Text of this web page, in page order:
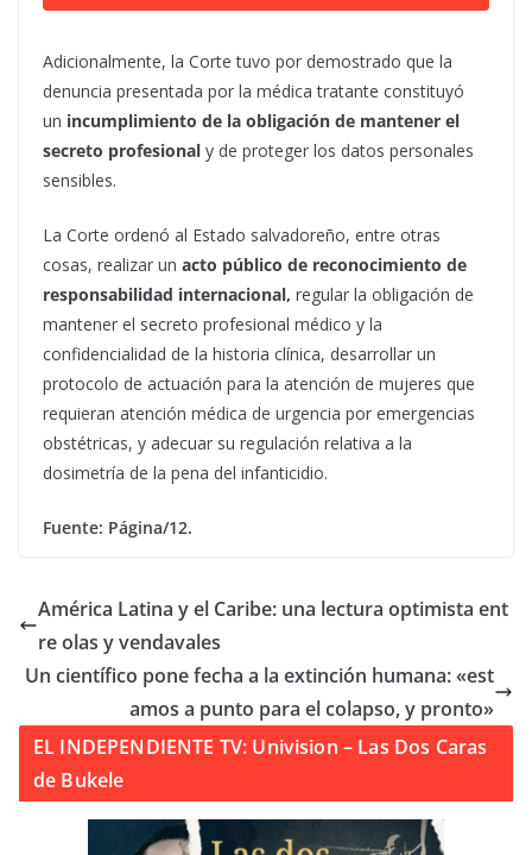
Adicionalmente, la Corte tuvo por demostrado que la
denuncia presentada por la médica tratante constituyó
un incumplimiento de la obligación de mantener el
secreto profesional y de proteger los datos personales
sensibles.
La Corte ordenó al Estado salvadoreño, entre otras
cosas, realizar un acto público de reconocimiento de
responsabilidad internacional, regular la obligación de
mantener el secreto profesional médico y la
confidencialidad de la historia clínica, desarrollar un
protocolo de actuación para la atención de mujeres que
requieran atención médica de urgencia por emergencias
obstétricas, y adecuar su regulación relativa a la
dosimetría de la pena del infanticidio.
Fuente: Página/12.
América Latina y el Caribe: una lectura optimista ent
re olas y vendavales
Un científico pone fecha a la extinción humana: «est
amos a punto para el colapso, y pronto»
EL INDEPENDIENTE TV: Univision – Las Dos Caras
de Bukele